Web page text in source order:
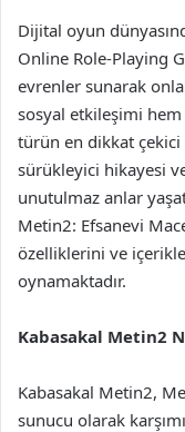
Dijital oyun
Online Role-Playing
evrenler sunarak
sosyal etkileşimi
türün en dikkat
sürükleyici hikayesi
unutulmaz anlar
Metin2: Efsanevi
özelliklerini ve
oynamaktadır.
Kabasakal Metin2
Kabasakal Metin2,
sunucu olarak